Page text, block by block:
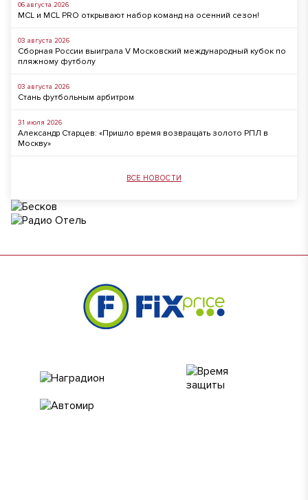
06 августа 2026
MCL и MCL PRO открывают набор команд на осенний сезон!
03 августа 2026
Сборная России выиграла V Московский международный кубок по
пляжному футболу
03 августа 2026
Стань футбольным арбитром
31 июля 2026
Александр Старцев: «Пришло время возвращать золото РПЛ в
Москву»
ВСЕ НОВОСТИ